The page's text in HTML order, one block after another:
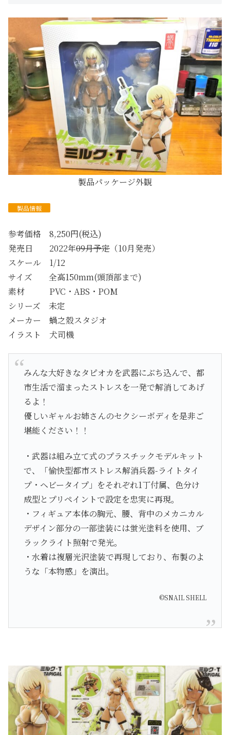
製品パッケージ外観
製品情報
参考価格 8,250円(税込)
発売日 2022年09月予定 （10月発売）
スケール 1/12
サイズ 全高150mm(頭頂部まで)
素材 PVC・ABS・POM
シリーズ 未定
メーカー 蝸之殼スタジオ
イラスト 犬司機
みんな大好きなタピオカを武器にぶち込んで、都
市生活で溜まったストレスを一発で解消してあげ
るよ！
優しいギャルお姉さんのセクシーボディを是非ご
堪能ください！！
・武器は組み立て式のプラスチックモデルキット
で、「愉快型都市ストレス解消兵器-ライトタイ
プ・ヘビータイプ」をそれぞれ1丁付属、色分け
成型とプリペイントで設定を忠実に再現。
・フィギュア本体の胸元、腰、背中のメカニカル
デザイン部分の一部塗装には蛍光塗料を使用、ブ
ラックライト照射で発光。
・水着は複層光沢塗装で再現しており、布製のよ
うな「本物感」を演出。
©SNAIL SHELL